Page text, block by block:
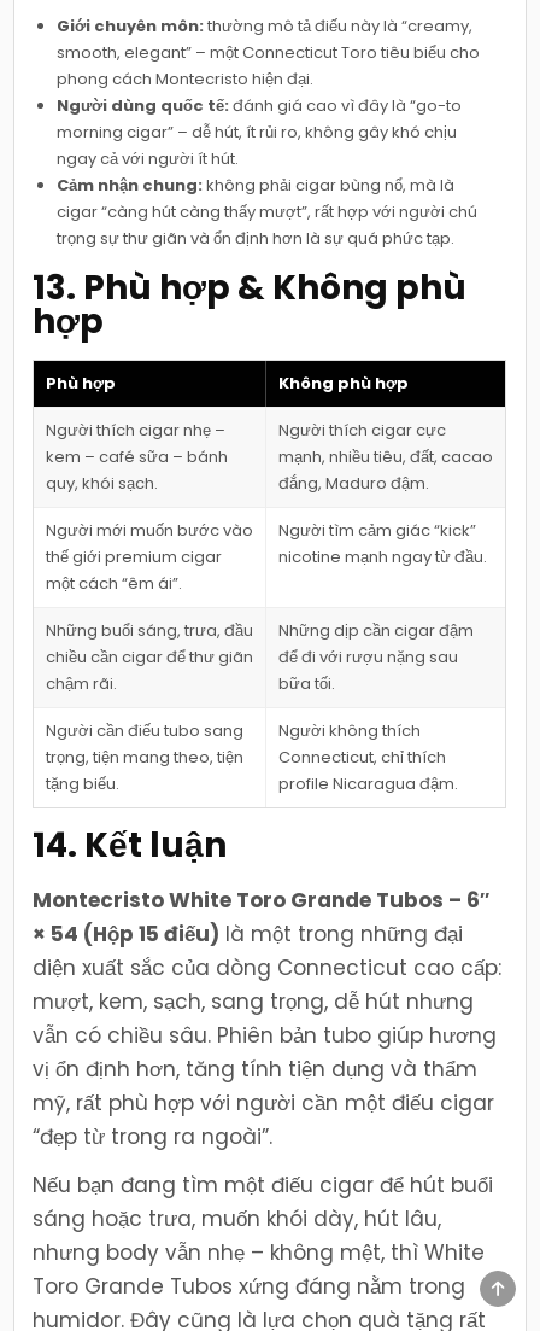
Giới chuyên môn: thường mô tả điếu này là “creamy,
smooth, elegant” – một Connecticut Toro tiêu biểu cho
phong cách Montecristo hiện đại.
Người dùng quốc tế: đánh giá cao vì đây là “go-to
morning cigar” – dễ hút, ít rủi ro, không gây khó chịu
ngay cả với người ít hút.
Cảm nhận chung: không phải cigar bùng nổ, mà là
cigar “càng hút càng thấy mượt”, rất hợp với người chú
trọng sự thư giãn và ổn định hơn là sự quá phức tạp.
13. Phù hợp & Không phù
hợp
Phù hợp Không phù hợp
Người thích cigar nhẹ –
kem – café sữa – bánh
quy, khói sạch.
Người thích cigar cực
mạnh, nhiều tiêu, đất, cacao
đắng, Maduro đậm.
Người mới muốn bước vào
thế giới premium cigar
một cách “êm ái”.
Người tìm cảm giác “kick”
nicotine mạnh ngay từ đầu.
Những buổi sáng, trưa, đầu
chiều cần cigar để thư giãn
chậm rãi.
Những dịp cần cigar đậm
để đi với rượu nặng sau
bữa tối.
Người cần điếu tubo sang
trọng, tiện mang theo, tiện
tặng biếu.
Người không thích
Connecticut, chỉ thích
profile Nicaragua đậm.
14. Kết luận
Montecristo White Toro Grande Tubos – 6″
× 54 (Hộp 15 điếu) là một trong những đại
diện xuất sắc của dòng Connecticut cao cấp:
mượt, kem, sạch, sang trọng, dễ hút nhưng
vẫn có chiều sâu. Phiên bản tubo giúp hương
vị ổn định hơn, tăng tính tiện dụng và thẩm
mỹ, rất phù hợp với người cần một điếu cigar
“đẹp từ trong ra ngoài”.
Nếu bạn đang tìm một điếu cigar để hút buổi
sáng hoặc trưa, muốn khói dày, hút lâu,
nhưng body vẫn nhẹ – không mệt, thì White
Toro Grande Tubos xứng đáng nằm trong
humidor. Đây cũng là lựa chọn quà tặng rất
TO